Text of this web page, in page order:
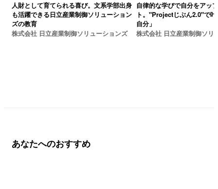
人財として育てられる喜び。文系学部出身
も活躍できる日立産業制御ソリューション
ズの教育
株式会社 日立産業制御ソリューションズ
自律的な学びで自分をアッ
ト。"Projectじぶん2.0"で
自分」
株式会社 日立産業制御ソリ
あなたへのおすすめ